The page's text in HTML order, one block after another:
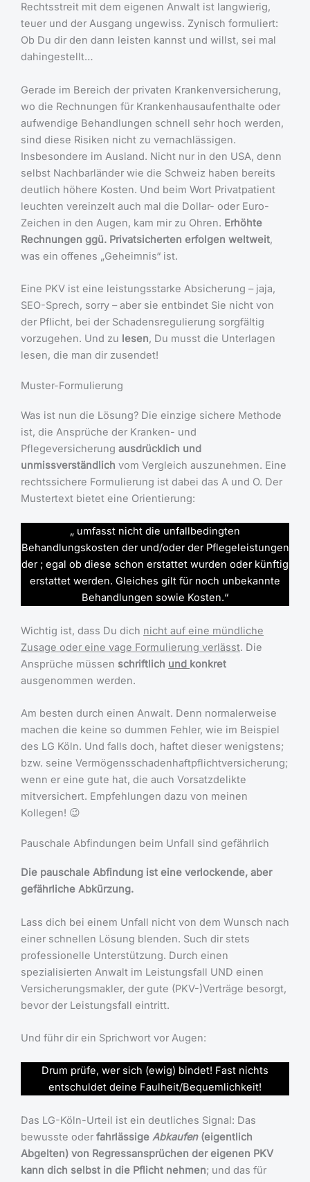
Rechtsstreit mit dem eigenen Anwalt ist langwierig,
teuer und der Ausgang ungewiss. Zynisch formuliert:
Ob Du dir den dann leisten kannst und willst, sei mal
dahingestellt…
Gerade im Bereich der privaten Krankenversicherung,
wo die Rechnungen für Krankenhausaufenthalte oder
aufwendige Behandlungen schnell sehr hoch werden,
sind diese Risiken nicht zu vernachlässigen.
Insbesondere im Ausland. Nicht nur in den USA, denn
selbst Nachbarländer wie die Schweiz haben bereits
deutlich höhere Kosten. Und beim Wort Privatpatient
leuchten vereinzelt auch mal die Dollar- oder Euro-
Zeichen in den Augen, kam mir zu Ohren. Erhöhte
Rechnungen ggü. Privatsicherten erfolgen weltweit,
was ein offenes „Geheimnis“ ist.
Eine PKV ist eine leistungsstarke Absicherung – jaja,
SEO-Sprech, sorry – aber sie entbindet Sie nicht von
der Pflicht, bei der Schadensregulierung sorgfältig
vorzugehen. Und zu lesen, Du musst die Unterlagen
lesen, die man dir zusendet!
Muster-Formulierung
Was ist nun die Lösung? Die einzige sichere Methode
ist, die Ansprüche der Kranken- und
Pflegeversicherung ausdrücklich und
unmissverständlich vom Vergleich auszunehmen. Eine
rechtssichere Formulierung ist dabei das A und O. Der
Mustertext bietet eine Orientierung:
„ umfasst nicht die unfallbedingten
Behandlungskosten der und/oder der Pflegeleistungen
der ; egal ob diese schon erstattet wurden oder künftig
erstattet werden. Gleiches gilt für noch unbekannte
Behandlungen sowie Kosten.“
Wichtig ist, dass Du dich nicht auf eine mündliche
Zusage oder eine vage Formulierung verlässt. Die
Ansprüche müssen schriftlich und konkret
ausgenommen werden.
Am besten durch einen Anwalt. Denn normalerweise
machen die keine so dummen Fehler, wie im Beispiel
des LG Köln. Und falls doch, haftet dieser wenigstens;
bzw. seine Vermögensschadenhaftpflichtversicherung;
wenn er eine gute hat, die auch Vorsatzdelikte
mitversichert. Empfehlungen dazu von meinen
Kollegen! 😉
Pauschale Abfindungen beim Unfall sind gefährlich
Die pauschale Abfindung ist eine verlockende, aber
gefährliche Abkürzung.
Lass dich bei einem Unfall nicht von dem Wunsch nach
einer schnellen Lösung blenden. Such dir stets
professionelle Unterstützung. Durch einen
spezialisierten Anwalt im Leistungsfall UND einen
Versicherungsmakler, der gute (PKV-)Verträge besorgt,
bevor der Leistungsfall eintritt.
Und führ dir ein Sprichwort vor Augen:
Drum prüfe, wer sich (ewig) bindet! Fast nichts
entschuldet deine Faulheit/Bequemlichkeit!
Das LG-Köln-Urteil ist ein deutliches Signal: Das
bewusste oder fahrlässige Abkaufen (eigentlich
Abgelten) von Regressansprüchen der eigenen PKV
kann dich selbst in die Pflicht nehmen; und das für